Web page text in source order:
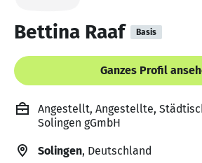
Bettina Raaf Basis
Ganzes Profil
Angestellt, Angestellte,
Solingen gGmbH
Solingen, Deutschland